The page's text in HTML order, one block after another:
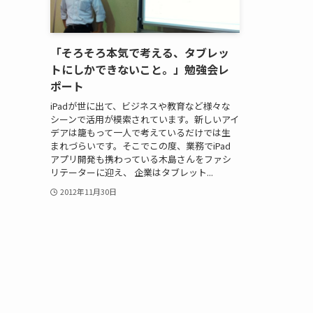
「そろそろ本気で考える、タブレッ
トにしかできないこと。」勉強会レ
ポート
iPadが世に出て、ビジネスや教育など様々な
シーンで活用が模索されています。新しいアイ
デアは籠もって一人で考えているだけでは生
まれづらいです。そこでこの度、業務でiPad
アプリ開発も携わっている木島さんをファシ
リテーターに迎え、 企業はタブレット...
2012年11月30日